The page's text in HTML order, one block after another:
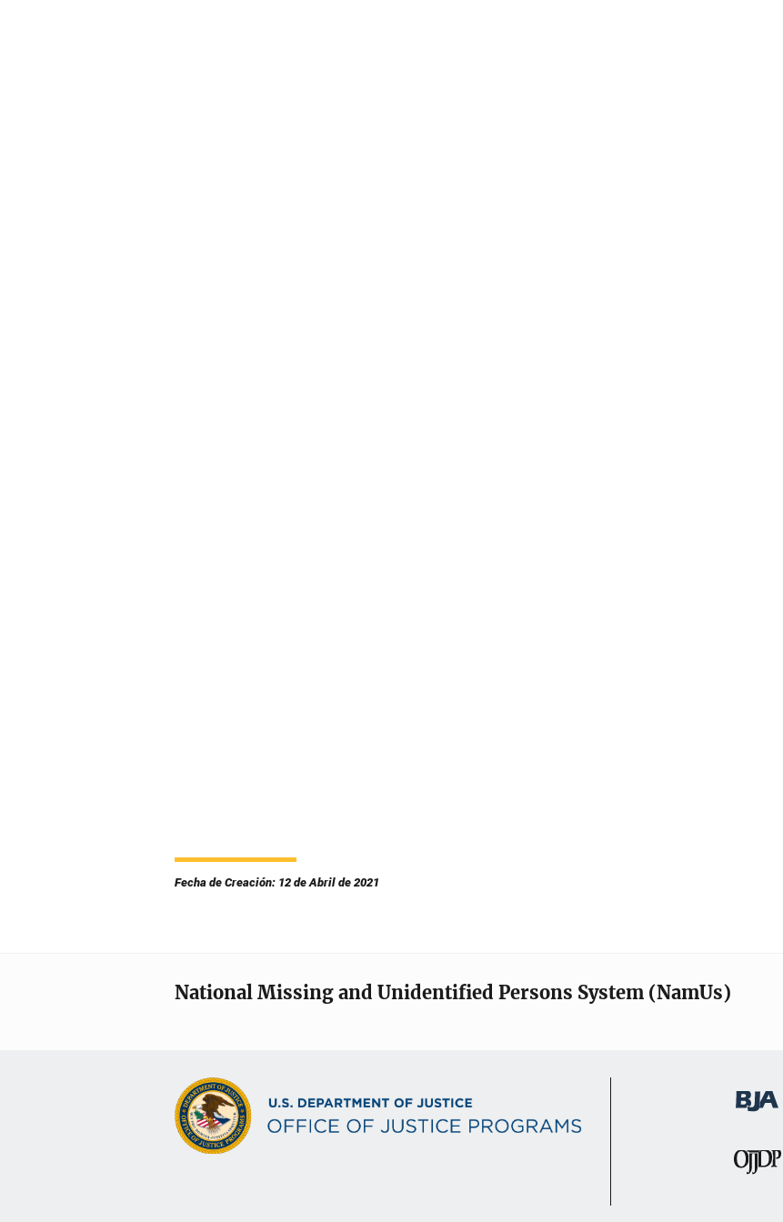
Fecha de Creación: 12 de Abril de 2021
National Missing and Unidentified Persons System (NamUs)